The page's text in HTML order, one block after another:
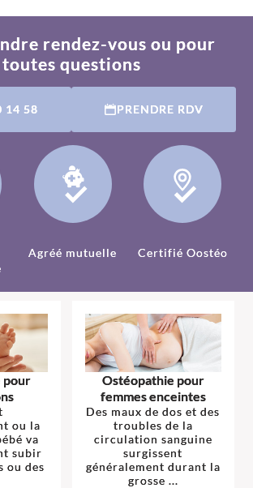
rendez-vous ou pour
toutes questions
14 58 PRENDRE RDV
Agréé mutuelle Certifié Oostéo
pour
ou la
va
subir
ou des
Ostéopathie pour
femmes enceintes
Des maux de dos et des
troubles de la
circulation sanguine
surgissent
généralement durant la
grosse ...